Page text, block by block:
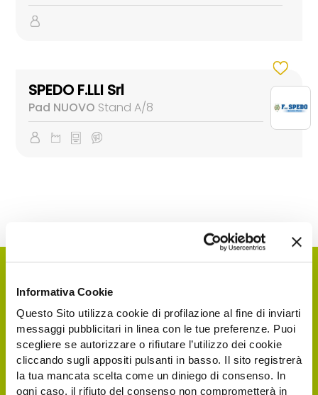
Informativa Cookie
Questo Sito utilizza cookie di profilazione al fine di inviarti
messaggi pubblicitari in linea con le tue preferenze. Puoi
scegliere se autorizzare o rifiutare l’utilizzo dei cookie
cliccando sugli appositi pulsanti in basso. Il sito registrerà
la tua mancata scelta come un diniego di consenso. In
ogni caso, il rifiuto del consenso non comprometterà in
SPEDO F.LLI Srl
Pad NUOVO Stand A/8